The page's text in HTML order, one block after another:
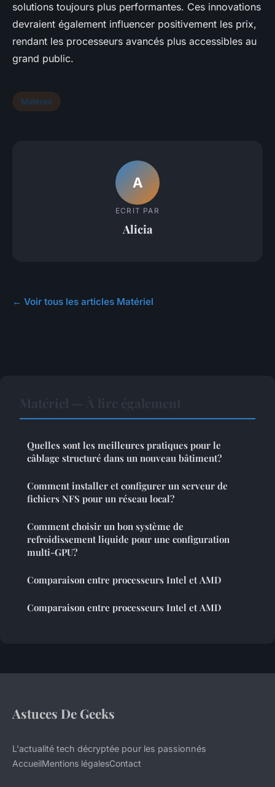
solutions toujours plus performantes. Ces innovations
devraient également influencer positivement les prix,
rendant les processeurs avancés plus accessibles au
grand public.
Matériel
A
ECRIT PAR
Alicia
← Voir tous les articles Matériel
Quelles sont les meilleures pratiques pour le
câblage structuré dans un nouveau bâtiment?
Comment installer et configurer un serveur de
fichiers NFS pour un réseau local?
Comment choisir un bon système de
refroidissement liquide pour une configuration
multi-GPU?
Comparaison entre processeurs Intel et AMD
Comparaison entre processeurs Intel et AMD
Astuces De Geeks
L'actualité tech décryptée pour les passionnés
AccueilMentions légalesContact